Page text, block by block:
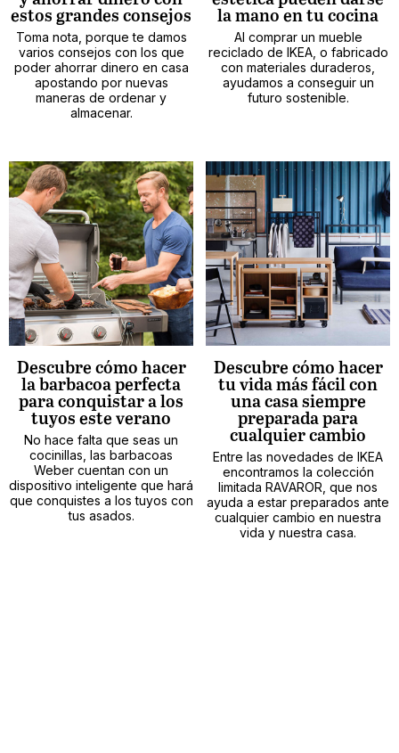
estos grandes consejos
Toma nota, porque te damos
varios consejos con los que
poder ahorrar dinero en casa
apostando por nuevas
maneras de ordenar y
almacenar.
la mano en tu cocina
Al comprar un mueble
reciclado de IKEA, o fabricado
con materiales duraderos,
ayudamos a conseguir un
futuro sostenible.
Descubre cómo hacer
la barbacoa perfecta
para conquistar a los
tuyos este verano
No hace falta que seas un
cocinillas, las barbacoas
Weber cuentan con un
dispositivo inteligente que hará
que conquistes a los tuyos con
tus asados.
Descubre cómo hacer
tu vida más fácil con
una casa siempre
preparada para
cualquier cambio
Entre las novedades de IKEA
encontramos la colección
limitada RAVAROR, que nos
ayuda a estar preparados ante
cualquier cambio en nuestra
vida y nuestra casa.